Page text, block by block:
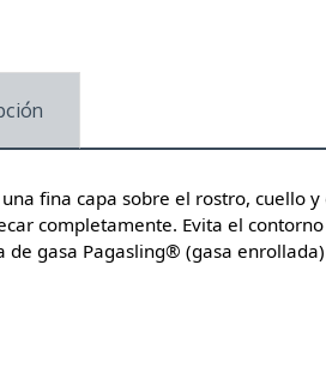
fina capa sobre el rostro, cuello
completamente. Evita el
de gasa Pagasling® (gasa